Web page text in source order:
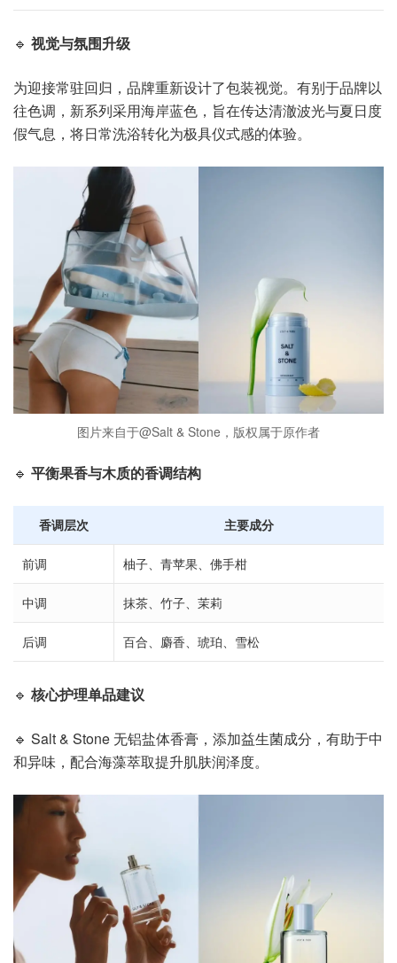
🔹 视觉与氛围升级
为迎接常驻回归，品牌重新设计了包装视觉。有别于品牌以
往色调，新系列采用海岸蓝色，旨在传达清澈波光与夏日度
假气息，将日常洗浴转化为极具仪式感的体验。
图片来自于@Salt & Stone，版权属于原作者
🔹 平衡果香与木质的香调结构
香调层次 主要成分
前调 柚子、青苹果、佛手柑
中调 抹茶、竹子、茉莉
后调 百合、麝香、琥珀、雪松
🔹 核心护理单品建议
🔹 Salt & Stone 无铝盐体香膏，添加益生菌成分，有助于中
和异味，配合海藻萃取提升肌肤润泽度。